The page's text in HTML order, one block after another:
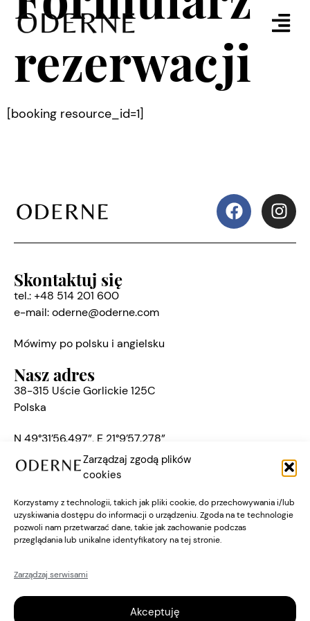
Zarządzaj zgodą plików
cookies
Korzystamy z technologii, takich jak pliki cookie, do przechowywania i/lub
uzyskiwania dostępu do informacji o urządzeniu. Zgoda na te technologie
pozwoli nam przetwarzać dane, takie jak zachowanie podczas
przeglądania lub unikalne identyfikatory na tej stronie.
Zarządzaj serwisami
Akceptuję
rezerwacji
[booking resource_id=1]
Skontaktuj się
tel.: +48 514 201 600
e-mail:oderne@oderne.com
Mówimy po polsku i angielsku
Nasz adres
38-315 Uście Gorlickie 125C
Polska
N 49°31’56.497”, E 21°9’57.278”
Na skróty
Cennik
Miejsca
Version